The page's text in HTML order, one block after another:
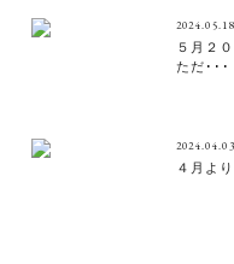
2024.05.18
５月２
ただ･･･
2024.04.03
４月よ